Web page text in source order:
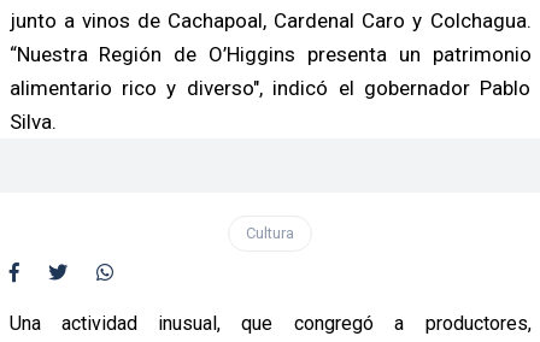
junto a vinos de Cachapoal, Cardenal Caro y Colchagua.
“Nuestra Región de O’Higgins presenta un patrimonio
alimentario rico y diverso", indicó el gobernador Pablo
Silva.
Cultura
Una actividad inusual, que congregó a productores,